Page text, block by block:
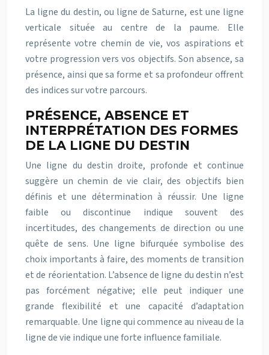
La ligne du destin, ou ligne de Saturne, est une ligne
verticale située au centre de la paume. Elle
représente votre chemin de vie, vos aspirations et
votre progression vers vos objectifs. Son absence, sa
présence, ainsi que sa forme et sa profondeur offrent
des indices sur votre parcours.
PRÉSENCE, ABSENCE ET
INTERPRÉTATION DES FORMES
DE LA LIGNE DU DESTIN
Une ligne du destin droite, profonde et continue
suggère un chemin de vie clair, des objectifs bien
définis et une détermination à réussir. Une ligne
faible ou discontinue indique souvent des
incertitudes, des changements de direction ou une
quête de sens. Une ligne bifurquée symbolise des
choix importants à faire, des moments de transition
et de réorientation. L’absence de ligne du destin n’est
pas forcément négative; elle peut indiquer une
grande flexibilité et une capacité d’adaptation
remarquable. Une ligne qui commence au niveau de la
ligne de vie indique une forte influence familiale.